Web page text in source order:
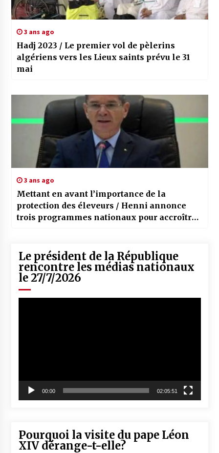
3 ans ago
Hadj 2023 / Le premier vol de pèlerins
algériens vers les Lieux saints prévu le 31
mai
3 ans ago
Mettant en avant l’importance de la
protection des éleveurs / Henni annonce
trois programmes nationaux pour accroître
Le président de la République
rencontre les médias nationaux
le 27/7/2026
00:00 02:05:51
Pourquoi la visite du pape Léon
XIV dérange-t-elle?